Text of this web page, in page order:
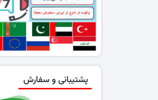
پشتیبانی و سفارش